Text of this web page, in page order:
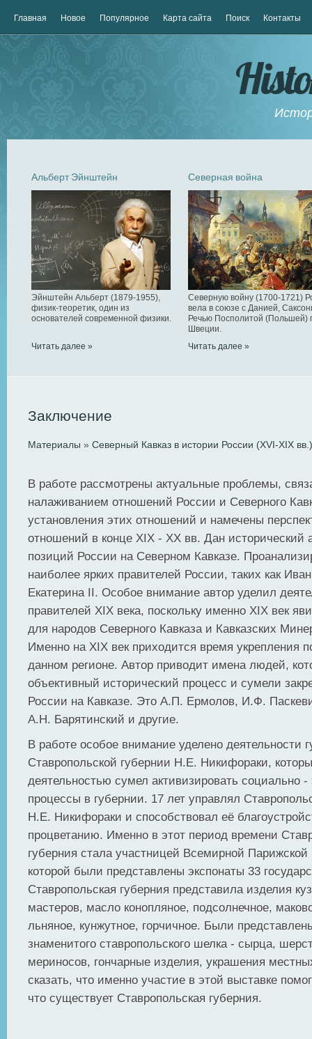
Главная Новое Популярное Карта сайта Поиск Контакты
Альберт Эйнштейн
Эйнштейн Альберт (1879-1955),
физик-теоретик, один из
основателей современной физики.
Читать далее »
Северная война
Северную войну (1700-1721)
вела в союзе с Данией,
Речью Посполитой (Польшей)
Швеции.
Читать далее »
Заключение
Материалы » Северный Кавказ в истории России (XVI-XIX вв.)
В работе рассмотрены актуальные проблемы,
налаживанием отношений России и Северного
установления этих отношений и намечены
отношений в конце XIX - ХХ вв. Дан исторический
позиций России на Северном Кавказе.
наиболее ярких правителей России, таких как
Екатерина II. Особое внимание автор уделил
правителей XIX века, поскольку именно XIX век
для народов Северного Кавказа и Кавказских
Именно на XIX век приходится время укрепления
данном регионе. Автор приводит имена людей,
объективный исторический процесс и сумели
России на Кавказе. Это А.П. Ермолов, И.Ф.
А.Н. Барятинский и другие.
В работе особое внимание уделено деятельности
Ставропольской губернии Н.Е. Никифораки,
деятельностью сумел активизировать социально -
процессы в губернии. 17 лет управлял
Н.Е. Никифораки и способствовал её
процветанию. Именно в этот период времени
губерния стала участницей Всемирной Парижской
которой были представлены экспонаты 33
Ставропольская губерния представила изделия
мастеров, масло конопляное, подсолнечное,
льняное, кунжутное, горчичное. Были
знаменитого ставропольского шелка - сырца,
мериносов, гончарные изделия, украшения
сказать, что именно участие в этой выставке
что существует Ставропольская губерния.